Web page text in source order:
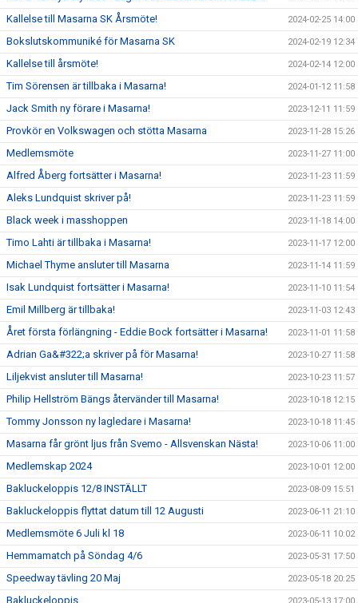
Kallelse till Masarna SK Årsmöte! 2024-02-25 14:00
Bokslutskommuniké för Masarna SK 2024-02-19 12:34
Kallelse till årsmöte! 2024-02-14 12:00
Tim Sörensen är tillbaka i Masarna! 2024-01-12 11:58
Jack Smith ny förare i Masarna! 2023-12-11 11:59
Provkör en Volkswagen och stötta Masarna 2023-11-28 15:26
Medlemsmöte 2023-11-27 11:00
Alfred Åberg fortsätter i Masarna! 2023-11-23 11:59
Aleks Lundquist skriver på! 2023-11-23 11:59
Black week i masshoppen 2023-11-18 14:00
Timo Lahti är tillbaka i Masarna! 2023-11-17 12:00
Michael Thyme ansluter till Masarna 2023-11-14 11:59
Isak Lundquist fortsätter i Masarna! 2023-11-10 11:54
Emil Millberg är tillbaka! 2023-11-03 12:43
Året första förlängning - Eddie Bock fortsätter i Masarna! 2023-11-01 11:58
Adrian Ga&#322;a skriver på för Masarna! 2023-10-27 11:58
Liljekvist ansluter till Masarna! 2023-10-23 11:57
Philip Hellström Bängs återvänder till Masarna! 2023-10-18 12:15
Tommy Jonsson ny lagledare i Masarna! 2023-10-18 11:45
Masarna får grönt ljus från Svemo - Allsvenskan Nästa! 2023-10-06 11:00
Medlemskap 2024 2023-10-01 12:00
Bakluckeloppis 12/8 INSTÄLLT 2023-08-09 15:51
Bakluckeloppis flyttat datum till 12 Augusti 2023-06-11 21:10
Medlemsmöte 6 Juli kl 18 2023-06-11 10:02
Hemmamatch på Söndag 4/6 2023-05-31 17:50
Speedway tävling 20 Maj 2023-05-18 20:25
Bakluckeloppis 2023-05-13 17:00